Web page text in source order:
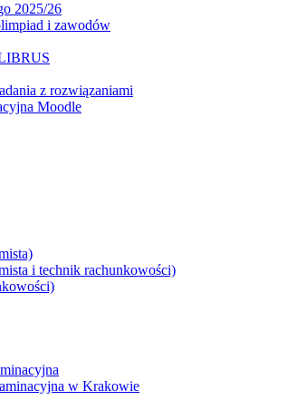
2025/26
i zawodów
z rozwiązaniami
Moodle
i technik rachunkowości)
w Krakowie